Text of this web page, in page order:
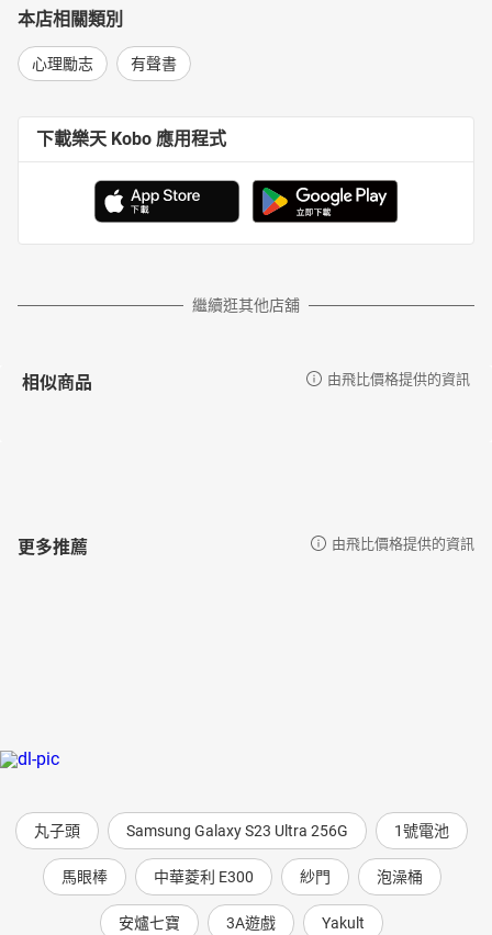
本店相關類別
心理勵志 有聲書
下載樂天 Kobo 應用程式
繼續逛其他店舖
相似商品 由飛比價格提供的資訊
更多推薦 由飛比價格提供的資訊
丸子頭 Samsung Galaxy S23 Ultra 256G 1號電池
馬眼棒 中華菱利 E300 紗門 泡澡桶
安爐七寶 3A遊戲 Yakult